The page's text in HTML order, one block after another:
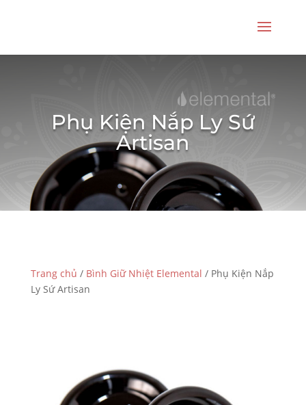
Phụ Kiện Nắp Ly Sứ
Artisan
Trang chủ / Bình Giữ Nhiệt Elemental / Phụ Kiện Nắp
Ly Sứ Artisan